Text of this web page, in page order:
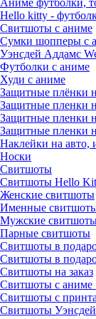
Аниме футболки,
Hello kitty -
Свитшоты с аниме
Сумки шопперы с
Уэнсдей Аддамс
Футболки с аниме
Худи с аниме
Защитные плёнки
Защитные пленки
Защитные пленки
Защитные пленки
Наклейки на авто,
Носки
Свитшоты
Cвитшоты Hello
Женские свитшоты
Именные
Мужские
Парные свитшоты
Свитшоты в
Свитшоты в
Свитшоты на заказ
Свитшоты с аниме
Свитшоты с
Свитшоты Уэнсдей